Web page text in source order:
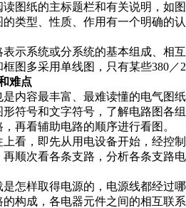
图纸的主标题栏和有关说明，如
类型、性质、作用有一个明确的
示系统或分系统的基本组成、相
图多采用单线图，只有某些380
难点
内容最丰富、最难读懂的电气图
符号和文字符号，了解电路图各
再看辅助电路的顺序进行看图。
看，即先从用电设备开始，经控
顺次看各条支路，分析各条支路
怎样取得电源的，电源线都经过
构成，各电器元件之间的相互联